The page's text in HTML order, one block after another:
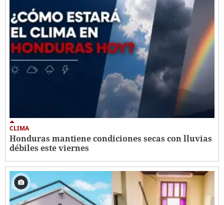
CLIMA
Honduras mantiene condiciones secas con lluvias
débiles este viernes